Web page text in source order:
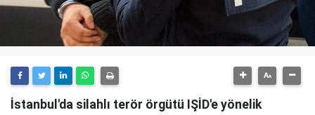
İstanbul'da silahlı terör örgütü IŞİD'e yönelik